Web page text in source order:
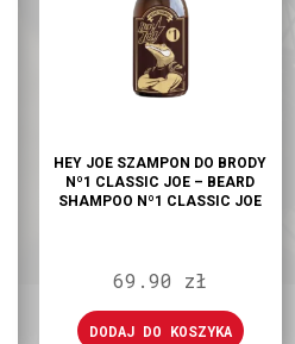
HEY JOE SZAMPON DO BRODY
Nº1 CLASSIC JOE – BEARD
SHAMPOO Nº1 CLASSIC JOE
69.90 zł
DODAJ DO KOSZYKA